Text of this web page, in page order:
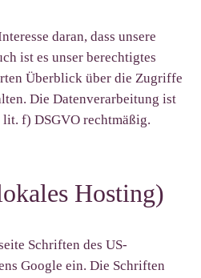
daran, dass unsere
ist es unser berechtigtes
Überblick über die Zugriffe
Die Datenverarbeitung ist
lit. f) DSGVO rechtmäßig.
Hosting)
Schriften des US-
Google ein. Die Schriften